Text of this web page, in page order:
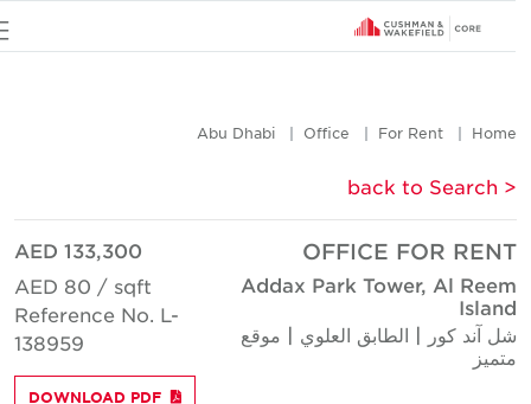
Home
For Rent
Office
Abu Dhabi
< back to Search
OFFICE FOR RENT
Addax Park Tower, Al Reem
Island
شل آند كور | الطابق العلوي | موقع
متميز
AED 133,300
AED 80 / sqft
Reference No. L-
138959
DOWNLOAD PDF